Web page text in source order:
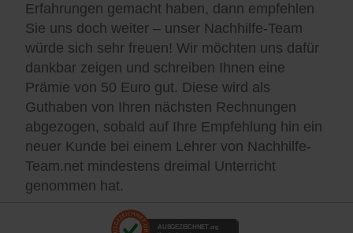
Erfahrungen gemacht haben, dann empfehlen
Sie uns doch weiter – unser Nachhilfe-Team
würde sich sehr freuen! Wir möchten uns dafür
dankbar zeigen und schreiben Ihnen eine
Prämie von 50 Euro gut. Diese wird als
Guthaben von Ihren nächsten Rechnungen
abgezogen, sobald auf Ihre Empfehlung hin ein
neuer Kunde bei einem Lehrer von Nachhilfe-
Team.net mindestens dreimal Unterricht
genommen hat.
AUSGEZEICHNET .org